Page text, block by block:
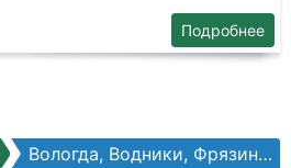
Подробнее
Вологда, Водники, Фрязиновская ул, №29